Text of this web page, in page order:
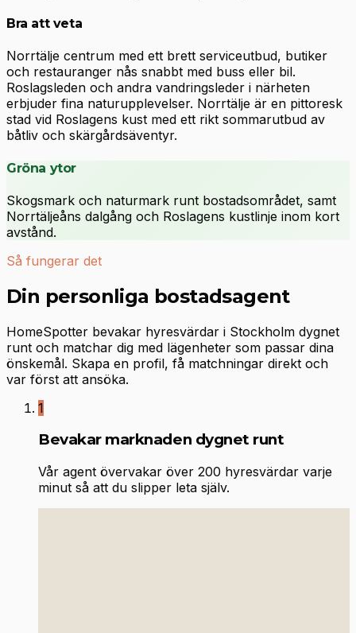
Bra att veta
Norrtälje centrum med ett brett serviceutbud, butiker
och restauranger nås snabbt med buss eller bil.
Roslagsleden och andra vandringsleder i närheten
erbjuder fina naturupplevelser. Norrtälje är en pittoresk
stad vid Roslagens kust med ett rikt sommarutbud av
båtliv och skärgårdsäventyr.
Gröna ytor
Skogsmark och naturmark runt bostadsområdet, samt
Norrtäljeåns dalgång och Roslagens kustlinje inom kort
avstånd.
Så fungerar det
Din personliga bostadsagent
HomeSpotter bevakar hyresvärdar i Stockholm dygnet
runt och matchar dig med lägenheter som passar dina
önskemål. Skapa en profil, få matchningar direkt och
var först att ansöka.
1
Bevakar marknaden dygnet runt
Vår agent övervakar över 200 hyresvärdar varje
minut så att du slipper leta själv.